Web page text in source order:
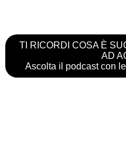
TI RICORDI COSA È
AD
Ascolta il podcast con